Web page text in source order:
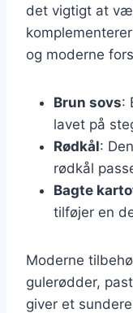
det vigtigt at
og moderne
Brun sovs:
lavet på
Rødkål:
rødkål
Bagte
tilføjer en
Moderne
gulerødder,
giver et